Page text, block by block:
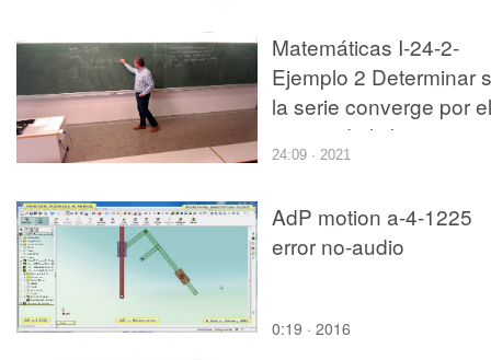
Matemáticas I-24-2-
Ejemplo 2 Determinar
la serie converge por el
criterio de leibniz y
monotonia
24:09 · 2021
AdP motion a-4-1225
error no-audio
0:19 · 2016